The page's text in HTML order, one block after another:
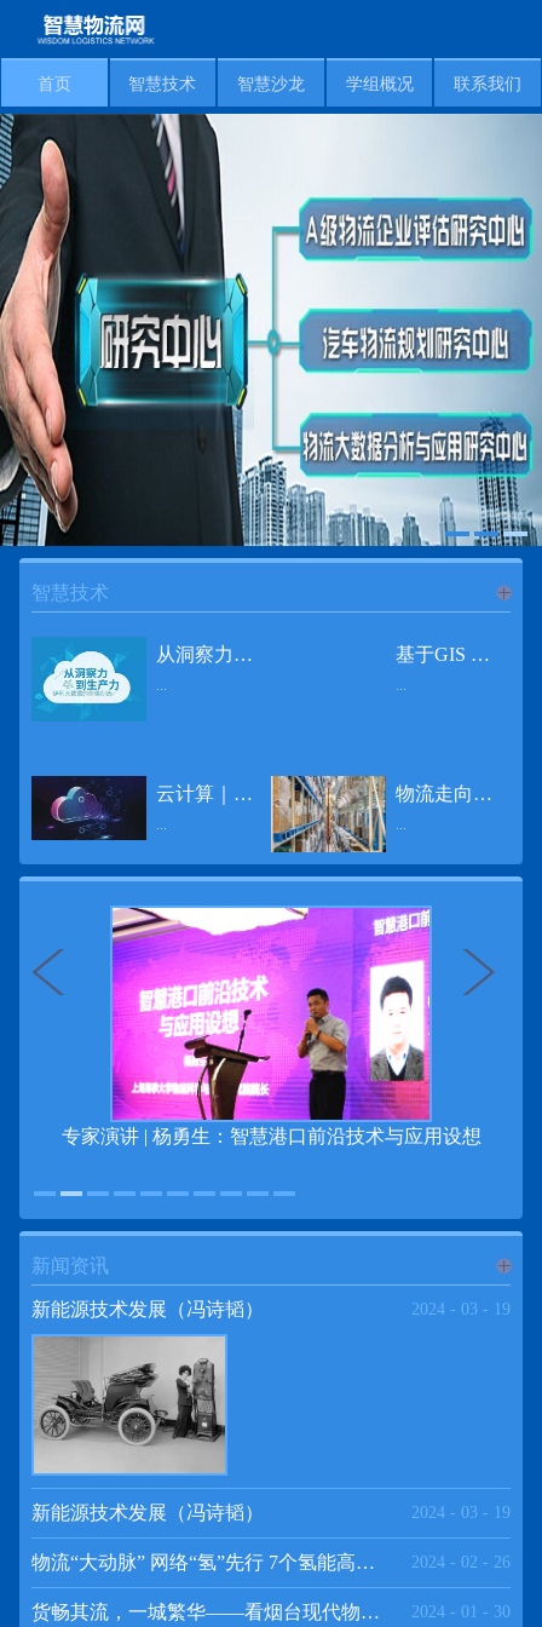
首页 智慧技术 智慧沙龙 学组概况 联系我们
智慧技术
从洞察力到生产力 伊利大数据的价值创造
...
基于GIS 的小城市交通网络分析研究
...
云计算｜边缘计算将为物联网行业带来巨大增长
...
物流走向未来的“魔法师”
...
专家演讲 | 杨勇生：智慧港口前沿技术与应用设想
新闻资讯
新能源技术发展（冯诗韬） 2024 - 03 - 19
新能源技术发展（冯诗韬） 2024 - 03 - 19
物流“大动脉” 网络“氢”先行 7个氢能高速场景落地京津冀 2024 - 02 - 26
货畅其流，一城繁华——看烟台现代物流发展 2024 - 01 - 30
频道
>>